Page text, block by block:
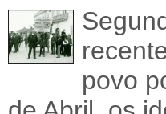
povo